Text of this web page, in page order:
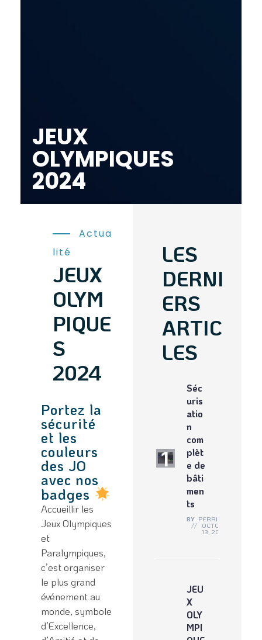
JEUX
OLYMPIQUES
2024
Actua
lité
JEUX
OLYM
PIQUE
S
2024
Portez la
sécurité
et les
couleurs
des JO
avec nos
badges
Accueillir les
Jeux Olympiques
et
Paralympiques,
c’est organiser
le plus grand
événement au
monde, symbole
d’Excellence,
LES
DERNI
ERS
ARTIC
LES
Séc
uris
atio
n
com
plèt
e de
bâti
men
ts
BY PERRINE
OCTOBRE
13, 2024
JEU
X
OLY
MPI